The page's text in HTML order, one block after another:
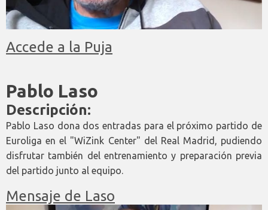
Accede a la Puja
Pablo Laso
Descripción:
Pablo Laso dona dos entradas para el próximo partido de
Euroliga en el "WiZink Center" del Real Madrid, pudiendo
disfrutar también del entrenamiento y preparación previa
del partido junto al equipo.
Mensaje de Laso